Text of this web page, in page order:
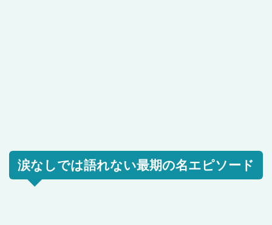
涙なしでは語れない最期の名エピソード